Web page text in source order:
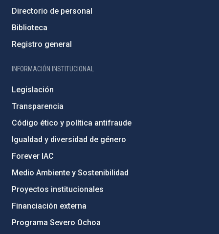
Directorio de personal
Biblioteca
Registro general
INFORMACIÓN INSTITUCIONAL
Legislación
Transparencia
Código ético y política antifraude
Igualdad y diversidad de género
Forever IAC
Medio Ambiente y Sostenibilidad
Proyectos institucionales
Financiación externa
Programa Severo Ochoa